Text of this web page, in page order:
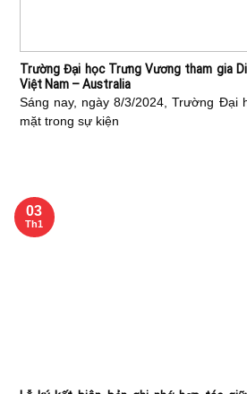
Trường Đại học Trưng Vương tham gia
Việt Nam – Australia
Sáng nay, ngày 8/3/2024, Trường Đại
mặt trong sự kiện
03
Th1